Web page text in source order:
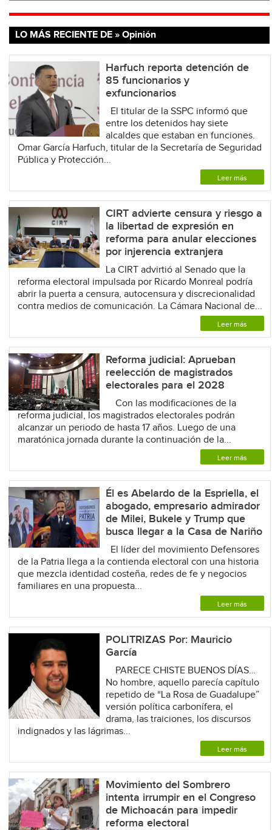
LO MÁS RECIENTE DE » Opinión
Harfuch reporta detención de
85 funcionarios y
exfuncionarios
El titular de la SSPC informó que
entre los detenidos hay siete
alcaldes que estaban en funciones.
Omar García Harfuch, titular de la Secretaría de Seguridad
Pública y Protección...
Leer más
CIRT advierte censura y riesgo a
la libertad de expresión en
reforma para anular elecciones
por injerencia extranjera
La CIRT advirtió al Senado que la
reforma electoral impulsada por Ricardo Monreal podría
abrir la puerta a censura, autocensura y discrecionalidad
contra medios de comunicación. La Cámara Nacional de...
Leer más
Reforma judicial: Aprueban
reelección de magistrados
electorales para el 2028
Con las modificaciones de la
reforma judicial, los magistrados electorales podrán
alcanzar un periodo de hasta 17 años. Luego de una
maratónica jornada durante la continuación de la...
Leer más
Él es Abelardo de la Espriella, el
abogado, empresario admirador
de Milei, Bukele y Trump que
busca llegar a la Casa de Nariño
El líder del movimiento Defensores
de la Patria llega a la contienda electoral con una historia
que mezcla identidad costeña, redes de fe y negocios
familiares en una propuesta...
Leer más
POLITRIZAS Por: Mauricio
García
PARECE CHISTE BUENOS DÍAS…
No hombre, aquello parecía capítulo
repetido de “La Rosa de Guadalupe”
versión política carbonífera, el
drama, las traiciones, los discursos
indignados y las lágrimas...
Leer más
Movimiento del Sombrero
intenta irrumpir en el Congreso
de Michoacán para impedir
reforma electoral